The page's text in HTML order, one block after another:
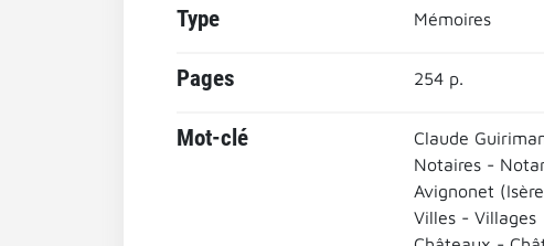
Type Mémoires
Pages 254 p.
Mot-clé
Claude
Notaires -
Avignonet
Villes - Villages